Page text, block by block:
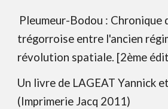
Pleumeur-Bodou : Chronique
trégorroise entre l'ancien
révolution spatiale. [2ème
Un livre de LAGEAT Yannick
(Imprimerie Jacq 2011)